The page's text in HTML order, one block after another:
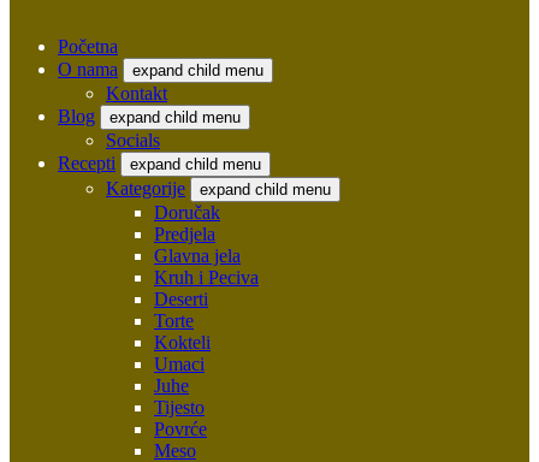
Početna
O nama
expand child menu
Kontakt
Blog
expand child menu
Socials
Recepti
expand child menu
Kategorije expand child menu
Doručak
Predjela
Glavna jela
Kruh i Peciva
Deserti
Torte
Kokteli
Umaci
Juhe
Tijesto
Povrće
Meso